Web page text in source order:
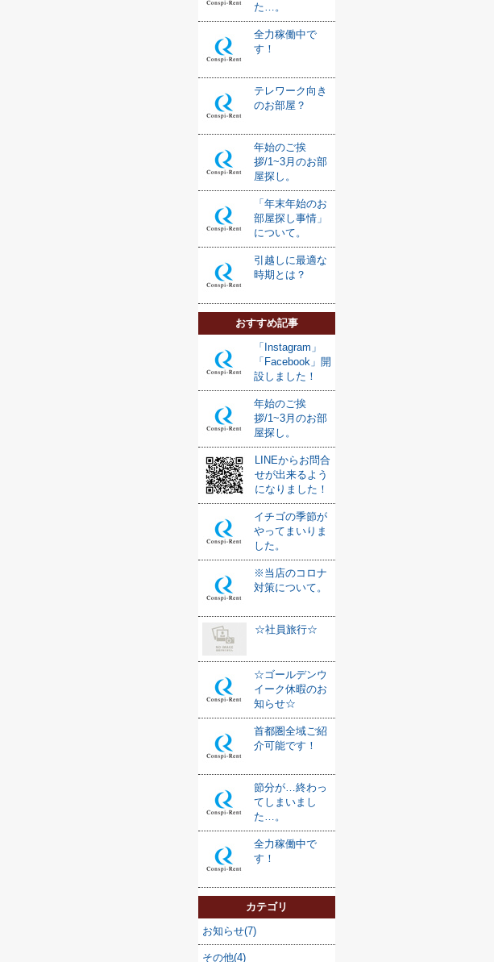
た…。
全力稼働中で
す！
テレワーク向き
のお部屋？
年始のご挨
拶/1~3月のお部
屋探し。
「年末年始のお
部屋探し事情」
について。
引越しに最適な
時期とは？
おすすめ記事
「Instagram」
「Facebook」開
設しました！
年始のご挨
拶/1~3月のお部
屋探し。
LINEからお問合
せが出来るよう
になりました！
イチゴの季節が
やってまいりま
した。
※当店のコロナ
対策について。
☆社員旅行☆
☆ゴールデンウ
イーク休暇のお
知らせ☆
首都圏全域ご紹
介可能です！
節分が…終わっ
てしまいまし
た…。
全力稼働中で
す！
カテゴリ
お知らせ(7)
その他(4)